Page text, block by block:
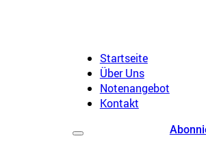
Startseite
Über Uns
Notenangebot
Kontakt